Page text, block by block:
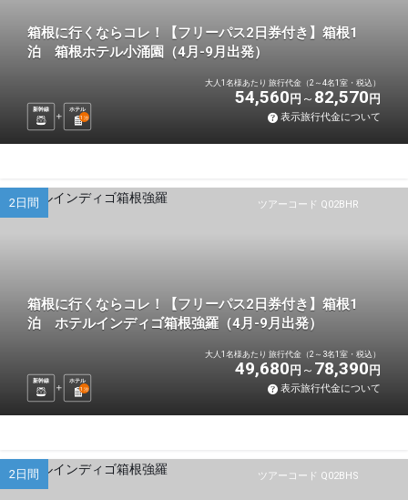
箱根に行くならコレ！【フリーパス2日券付き】箱根1
泊 箱根ホテル小涌園（4月-9月出発）
新幹線
ホテル
1 泊
大人1名様あたり 旅行代金（2～4名1室・税込）
54,560 円 82,570 円
表示旅行代金について
ツアーコード Q02BHR
2日間
箱根に行くならコレ！【フリーパス2日券付き】箱根1
泊 ホテルインディゴ箱根強羅（4月-9月出発）
新幹線
ホテル
1 泊
大人1名様あたり 旅行代金（2～3名1室・税込）
49,680 円 78,390 円
表示旅行代金について
ツアーコード Q02BHS
2日間